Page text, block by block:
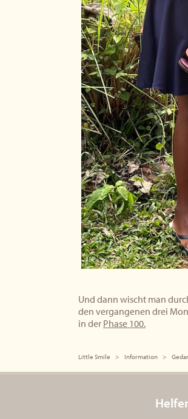
Und dann wischt man
den vergangenen drei
in der Phase 100.
Little Smile Information